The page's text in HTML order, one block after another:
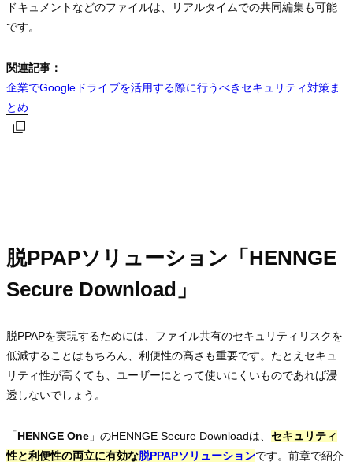
ドキュメントなどのファイルは、リアルタイムでの共同編集も可能
です。
関連記事：
企業でGoogleドライブを活用する際に行うべきセキュリティ対策ま
とめ
企業でGoogleドライブを活用する際に行うべきセキュリティ対策ま
とめ
企業でGoogleドライブを活用する際に行うべきセキュリティ対策ま
とめ
脱PPAPソリューション「HENNGE
Secure Download」
脱PPAPを実現するためには、ファイル共有のセキュリティリスクを
低減することはもちろん、利便性の高さも重要です。たとえセキュ
リティ性が高くても、ユーザーにとって使いにくいものであれば浸
透しないでしょう。
「HENNGE One 」のHENNGE Secure Downloadは、 セキュリティ
性と利便性の両立に有効な脱PPAPソリューション
脱PPAPソリューション
脱PPAPソリューションです。前章で紹介